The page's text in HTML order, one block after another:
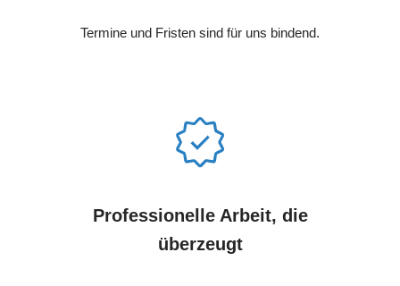
Termine und Fristen sind für uns bindend.
Professionelle Arbeit, die
überzeugt